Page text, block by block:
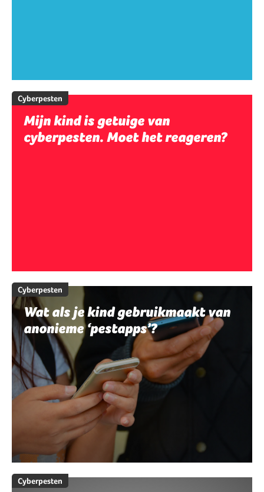
Cyberpesten
Mijn kind is getuige van
cyberpesten. Moet het reageren?
Cyberpesten
Wat als je kind gebruikmaakt van
anonieme ‘pestapps’?
Cyberpesten